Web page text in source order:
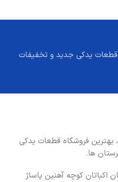
قطعات یدکی جدید و تخفیفات
بهترین فروشگاه قطعات یدکی
ها.
اکباتان کوچه آهنین پاساژ